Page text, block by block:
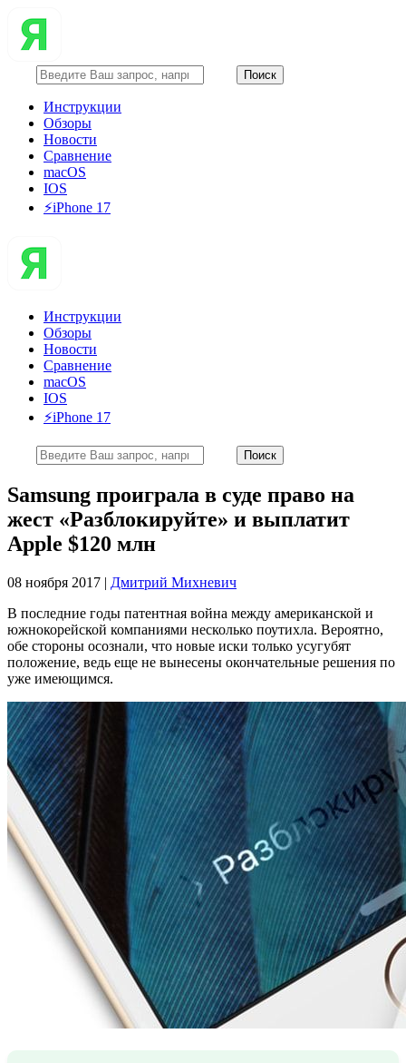
Инструкции
Обзоры
Новости
Сравнение
macOS
IOS
⚡️iPhone 17
Инструкции
Обзоры
Новости
Сравнение
macOS
IOS
⚡️iPhone 17
Samsung проиграла в суде право на
жест «Разблокируйте» и выплатит
Apple $120 млн
08 ноября 2017 | Дмитрий Михневич
В последние годы патентная война между американской и
южнокорейской компаниями несколько поутихла. Вероятно,
обе стороны осознали, что новые иски только усугубят
положение, ведь еще не вынесены окончательные решения по
уже имеющимся.